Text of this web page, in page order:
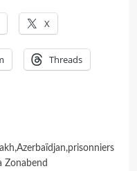
X
Threads
,Azerbaïdjan,prisonniers
Zonabend